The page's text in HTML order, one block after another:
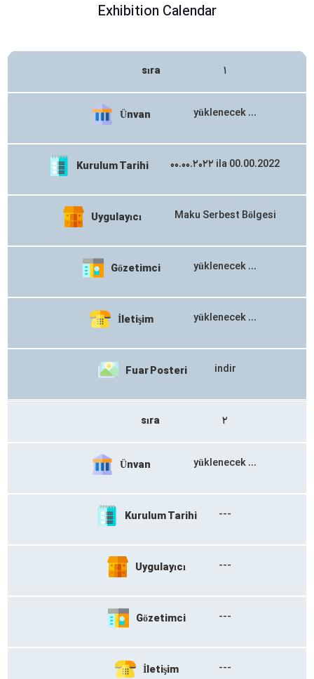
Exhibition Calendar
sıra ۱
Ünvan yüklenecek ...​​
Kurulum Tarihi ۰۰.۰۰.۲۰۲۲ ila 00.00.2022
Uygulayıcı Maku Serbest Bölgesi
Gözetimci yüklenecek ...​​
İletişim yüklenecek ...​​
Fuar Posteri indir
sıra ۲
Ünvan yüklenecek ...​​
Kurulum Tarihi ---
Uygulayıcı ---
Gözetimci ---
İletişim ---